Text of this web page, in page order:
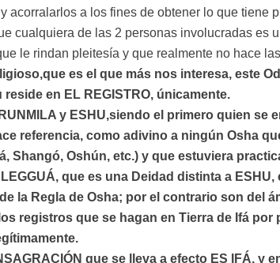
acorralarlos a los fines de obtener lo que tiene
cualquiera de las 2 personas involucradas es
le rindan pleitesía y que realmente no hace
es el que más nos interesa, este
en EL REGISTRO, únicamente.
y ESHU,siendo el primero quien se
referencia, como adivino a ningún Osha
Shangó, Oshún, etc.) y que estuviera
que es una Deidad distinta a
la Regla de Osha; por el contrario son del
registros que se hagan en Tierra de Ifá por
que se lleva a efecto ES IFÁ, y